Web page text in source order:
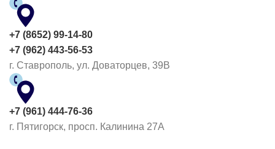
+7 (8652) 99-14-80
+7 (962) 443-56-53
г. Ставрополь, ул. Доваторцев, 39В
+7 (961) 444-76-36
г. Пятигорск, просп. Калинина 27А